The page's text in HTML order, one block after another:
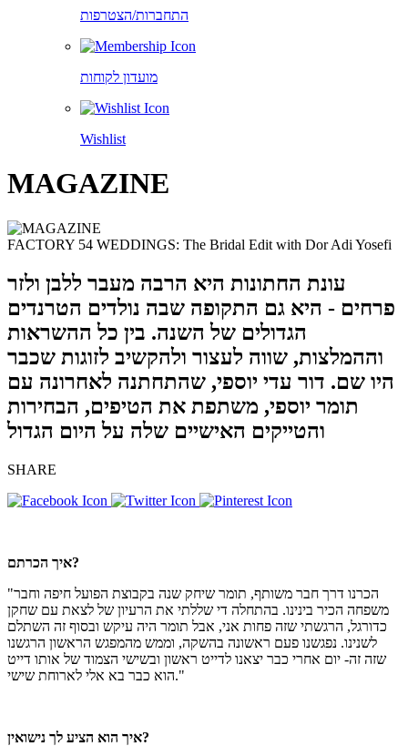
התחברות/הצטרפות
מועדון לקוחות
Wishlist
MAGAZINE
FACTORY 54 WEDDINGS: The Bridal Edit with Dor Adi Yosefi
עונת החתונות היא הרבה מעבר ללבן ולזר
פרחים - היא גם התקופה שבה נולדים הטרנדים
הגדולים של השנה. בין כל ההשראות
וההמלצות, שווה לעצור ולהקשיב לזוגות שכבר
היו שם. דור עדי יוספי, שהתחתנה לאחרונה עם
תומר יוספי, משתפת את הטיפים, הבחירות
והטייקים האישיים שלה על היום הגדול
SHARE
איך הכרתם?
"הכרנו דרך חבר משותף, תומר שיחק שנה בקבוצת הפועל חיפה וחבר
משפחה הכיר בינינו. בהתחלה די שללתי את הרעיון של לצאת עם שחקן
כדורגל, הרגשתי שזה פחות אני, אבל תומר היה עיקש ובסוף זה השתלם
לשנינו. נפגשנו פעם ראשונה בהשקה, וממש מהמפגש הראשון הרגשנו
שזה זה- יום אחרי כבר יצאנו לדייט ראשון ובשישי הצמוד של אותו דייט
הוא כבר בא אלי לארוחת שישי."
איך הוא הציע לך נישואין?